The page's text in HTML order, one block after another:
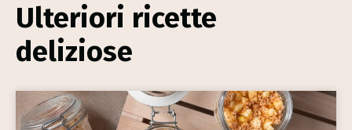
Ulteriori ricette
deliziose